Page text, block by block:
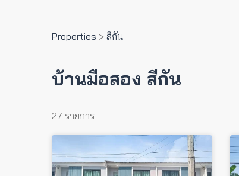
Properties > สีกัน
บ้านมือสอง สีกัน
27 รายการ